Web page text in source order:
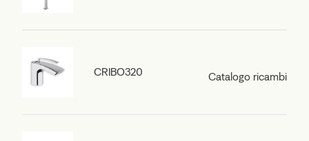
CRIBO320 Catalogo ricambi